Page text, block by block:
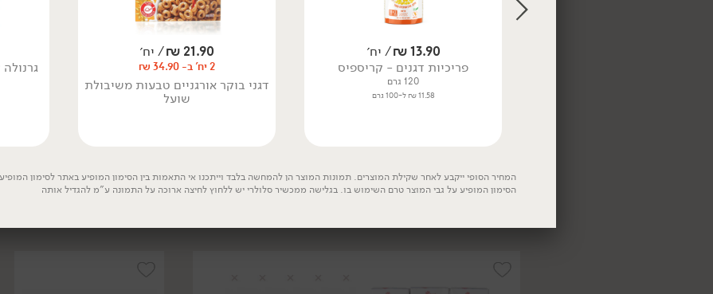
140 גרם
21.36 ₪ ל-100 גרם
אורגני להקפאה - 'השדה'
400 גרם
'real'
200 מ״ל
13.90
₪/ יח׳
פריכיות דגנים - קריספיס
120 גרם
11.58 ₪ ל-100 גרם
21.90
₪/ יח׳
2 יח' ב- 34.90 ₪
דגני בוקר אורגניים טבעות משיבולת
שועל
המחיר הסופי ייקבע לאחר שקילת המוצרים. תמונות המוצר הן להמחשה בלבד וייתכנו אי התאמות בין הסימון המופיע באתר לסימון
הסימון המופיע על גבי המוצר טרם השימוש בו. בגלישה ממכשיר סלולרי יש ללחוץ לחיצה ארוכה על התמונה ע"מ להגדיל אותה